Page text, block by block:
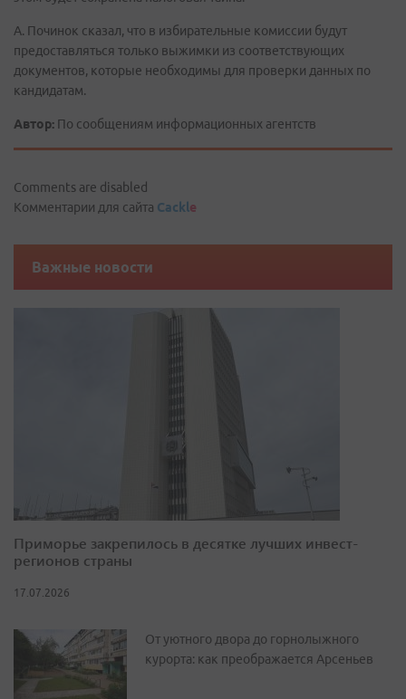
А. Починок сказал, что в избирательные комиссии будут
предоставляться только выжимки из соответствующих
документов, которые необходимы для проверки данных по
кандидатам.
Автор: По сообщениям информационных агентств
Comments are disabled
Комментарии для сайта Cackle
Важные новости
Приморье закрепилось в десятке лучших инвест-
регионов страны
17.07.2026
От уютного двора до горнолыжного
курорта: как преображается Арсеньев